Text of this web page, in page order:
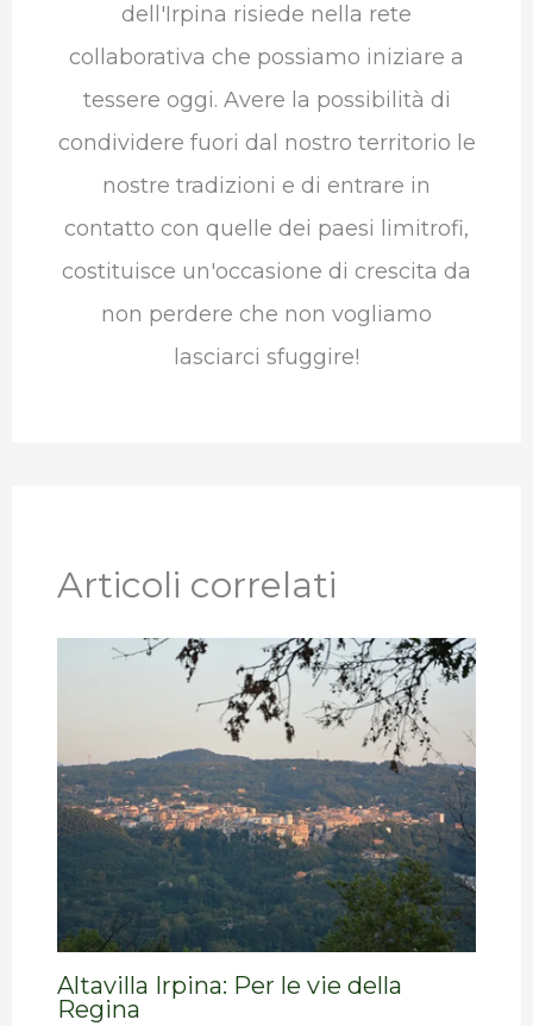
dell'Irpina risiede nella rete
collaborativa che possiamo iniziare a
tessere oggi. Avere la possibilità di
condividere fuori dal nostro territorio le
nostre tradizioni e di entrare in
contatto con quelle dei paesi limitrofi,
costituisce un'occasione di crescita da
non perdere che non vogliamo
lasciarci sfuggire!
Articoli correlati
Altavilla Irpina: Per le vie della
Regina